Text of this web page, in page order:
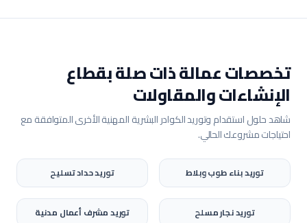
تخصصات عمالة ذات صلة بقطاع
الإنشاءات والمقاولات
شاهد حلول استقدام وتوريد الكوادر البشرية المهنية الأخرى المتوافقة مع
احتياجات مشروعك الحالي.
توريدبناء طوب وبلاط توريدحداد تسليح
توريدنجار مسلح توريدمشرف أعمال مدنية